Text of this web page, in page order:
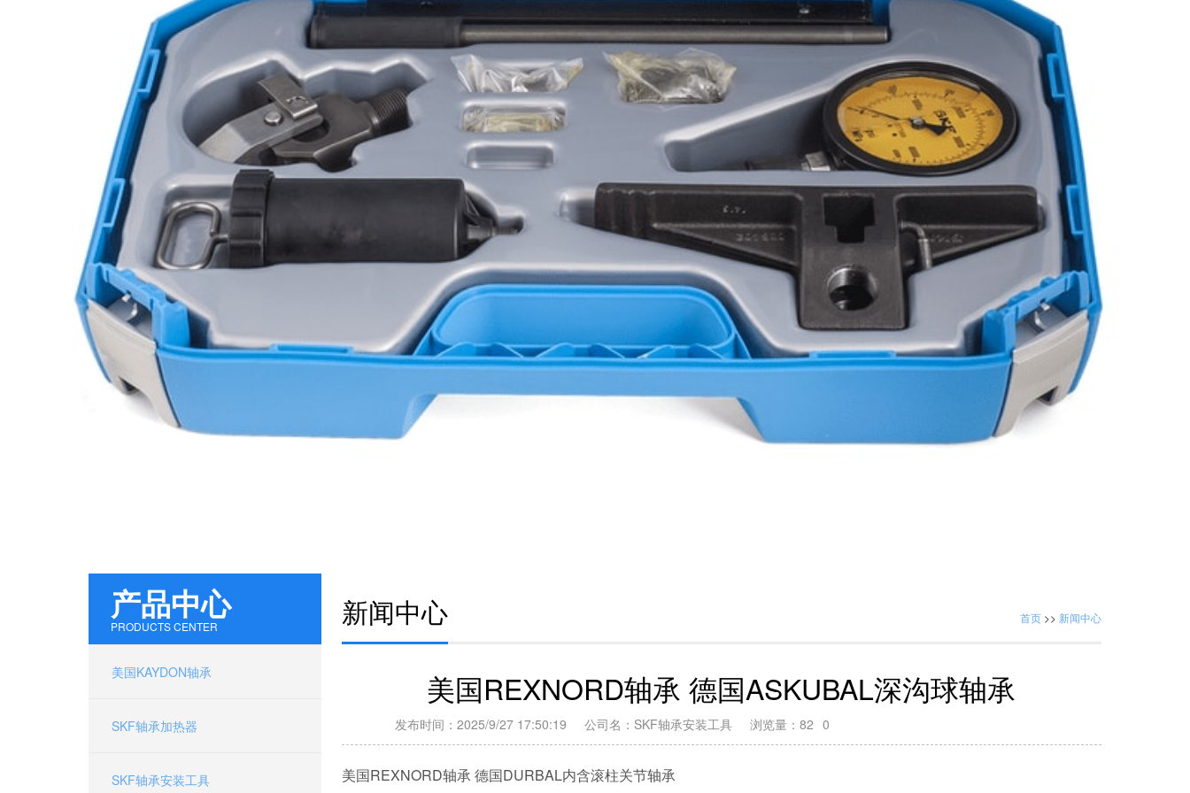
产品中心
PRODUCTS CENTER
美国KAYDON轴承
SKF轴承加热器
SKF轴承安装工具
首页>> 新闻中心
新闻中心
美国REXNORD轴承 德国ASKUBAL深沟球轴承
发布时间：2025/9/27 17:50:19 公司名：SKF轴承安装工具 浏览量：82 0
美国REXNORD轴承 德国DURBAL内含滚柱关节轴承